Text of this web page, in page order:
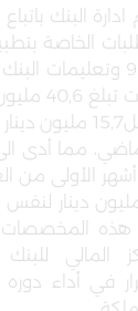
ادارة البنك
الخاصة
التقارير المالية رقم 9
من هذا العام
مما أدى
مبلغ 55,3 مليون
المالي للبنك
في أداء